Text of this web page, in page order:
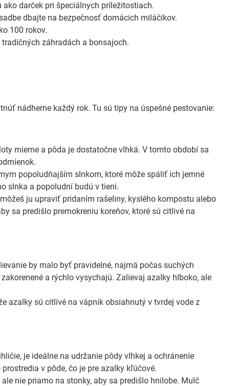
darček pri špeciálnych príležitostiach.
dbajte na bezpečnosť domácich miláčikov.
100 rokov.
záhradách a bonsajoch.
nádherne každý rok. Tu sú tipy na úspešné pestovanie:
mierne a pôda je dostatočne vlhká. V tomto období sa
popoludňajším slnkom, ktoré môže spáliť ich jemné
slnka a popoludní budú v tieni.
ju upraviť pridaním rašeliny, kyslého kompostu alebo
sa predišlo premokreniu koreňov, ktoré sú citlivé na
by malo byť pravidelné, najmä počas suchých
a rýchlo vysychajú. Zalievaj azalky hlboko, ale
azalky sú citlivé na vápnik obsiahnutý v tvrdej vode z
je ideálne na udržanie pôdy vlhkej a ochránenie
v pôde, čo je pre azalky kľúčové.
nie priamo na stonky, aby sa predišlo hnilobe. Mulč